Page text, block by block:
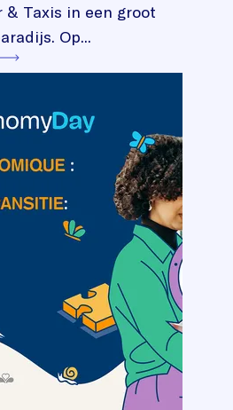
& Taxis in een groot
Op...